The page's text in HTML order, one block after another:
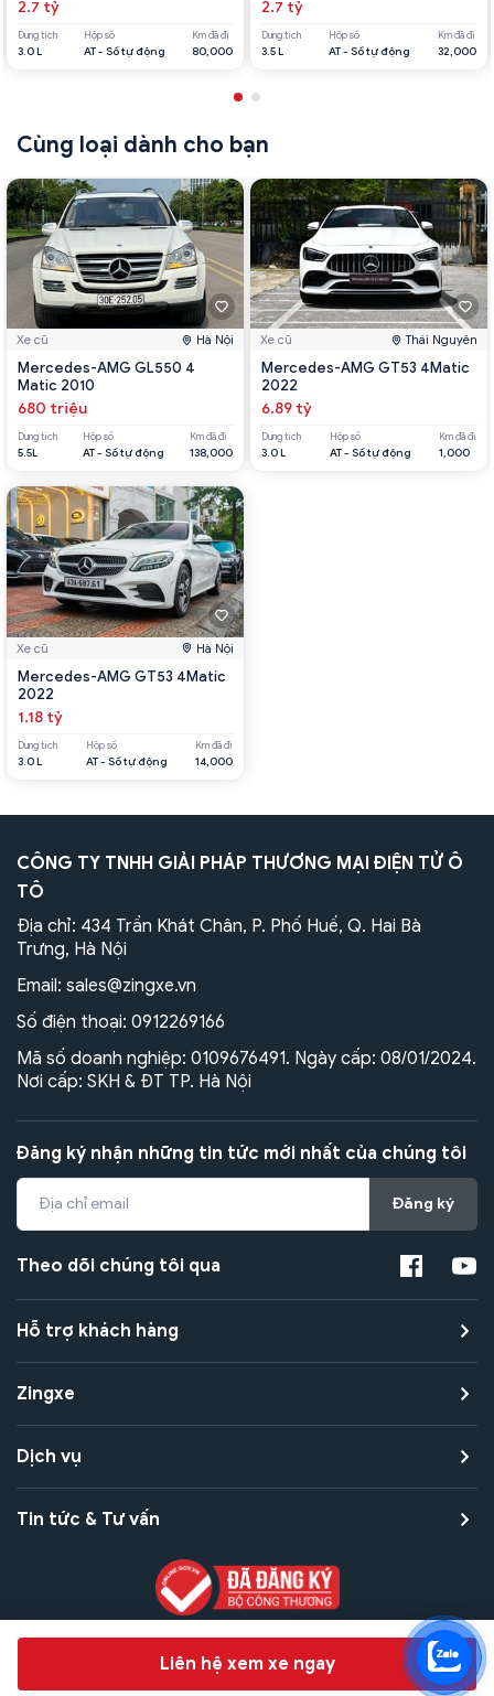
Chat hỗ trợ
Liên hệ xem xe ngay
2.7 tỷ
Dung tích
3.0 L
Hộp số
AT - Số tự động
Km đã đi
80,000
2.7 tỷ
Dung tích
3.5 L
Hộp số
AT - Số tự động
Km đã đi
32,000
Cùng loại dành cho bạn
Xe cũ Hà Nội
Mercedes-AMG GL550 4
Matic 2010
680 triệu
Dung tích
5.5L
Hộp số
AT - Số tự động
Km đã đi
138,000
Xe cũ Hà Nội
Mercedes-AMG GT53 4Matic
2022
1.18 tỷ
Dung tích
3.0 L
Hộp số
AT - Số tự động
Km đã đi
14,000
Xe cũ Thái Nguyên
Mercedes-AMG GT53 4Matic
2022
6.89 tỷ
Dung tích
3.0 L
Hộp số
AT - Số tự động
Km đã đi
1,000
CÔNG TY TNHH GIẢI PHÁP THƯƠNG MẠI ĐIỆN TỬ Ô
TÔ
Địa chỉ: 434 Trần Khát Chân, P. Phố Huế, Q. Hai Bà
Trưng, Hà Nội
Email: sales@zingxe.vn
Số điện thoại: 0912269166
Mã số doanh nghiệp: 0109676491. Ngày cấp: 08/01/2024.
Nơi cấp: SKH & ĐT TP. Hà Nội
Đăng ký nhận những tin tức mới nhất của chúng tôi
Đăng ký
Theo dõi chúng tôi qua
Hỗ trợ khách hàng
Zingxe
Dịch vụ
Tin tức & Tư vấn
Bảo mật quyền riêng tư
Điều khoản sử dụng